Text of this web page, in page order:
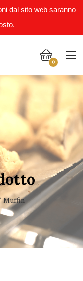
dal sito web saranno
0
Muffin